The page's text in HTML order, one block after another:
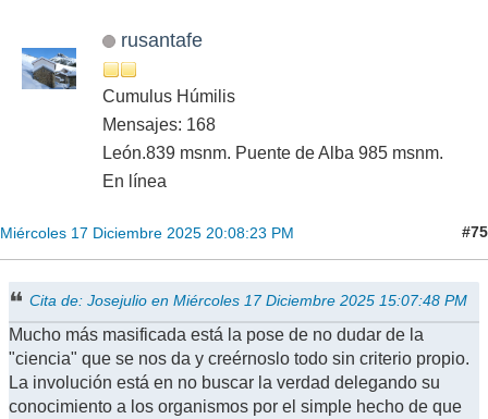
rusantafe
Cumulus Húmilis
Mensajes: 168
León.839 msnm. Puente de Alba 985 msnm.
En línea
Miércoles 17 Diciembre 2025 20:08:23 PM #75
Cita de: Josejulio en Miércoles 17 Diciembre 2025 15:07:48 PM
Mucho más masificada está la pose de no dudar de la
"ciencia" que se nos da y creérnoslo todo sin criterio propio.
La involución está en no buscar la verdad delegando su
conocimiento a los organismos por el simple hecho de que